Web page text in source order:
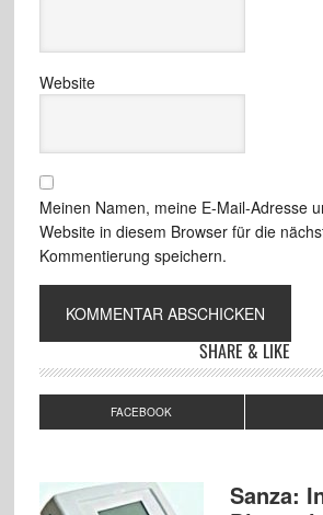
Website
Meinen Namen, meine E-Mail-Adresse
Website in diesem Browser für die
Kommentierung speichern.
SHARE & LIKE
FACEBOOK
Sanza: